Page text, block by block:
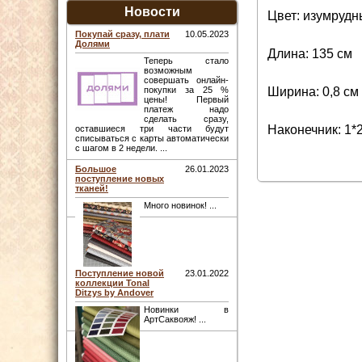
Новости
Покупай сразу, плати
Долями
10.05.2023
Теперь стало
возможным
совершать онлайн-
покупки за 25 %
цены! Первый
платеж надо
сделать сразу,
оставшиеся три части будут
списываться с карты автоматически
с шагом в 2 недели. ...
Большое
поступление новых
тканей!
26.01.2023
Много новинок! ...
Поступление новой
коллекции Tonal
Ditzys by Andover
23.01.2022
Новинки в
АртСаквояж! ...
Цвет:
Длина: 135 см
Ширина: 0,8 см
Наконечник: